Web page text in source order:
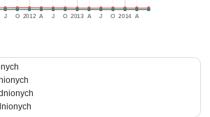
2012 2013 2014
J O A J O A J O A